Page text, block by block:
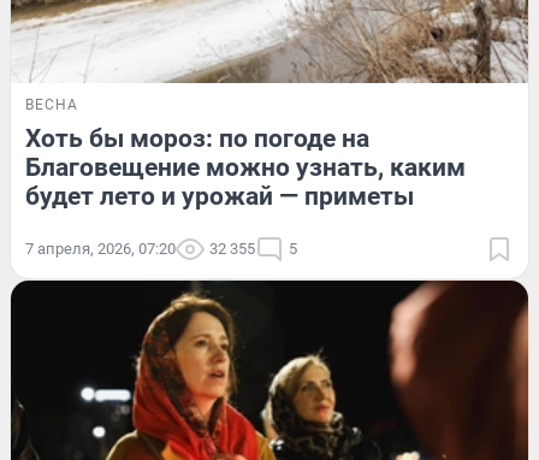
ВЕСНА
Хоть бы мороз: по погоде на
Благовещение можно узнать, каким
будет лето и урожай — приметы
7 апреля, 2026, 07:20 32 355 5